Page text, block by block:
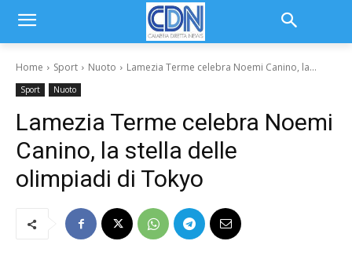
Home Sport Nuoto Lamezia Terme celebra Noemi Canino, la...
Sport Nuoto
Lamezia Terme celebra Noemi
Canino, la stella delle
olimpiadi di Tokyo